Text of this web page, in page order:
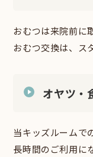
おむつは来院前に
おむつ交換は、ス
オヤツ・
当キッズルームで
長時間のご利用に